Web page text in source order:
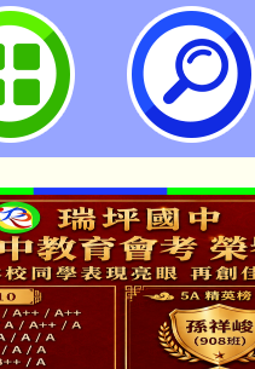
意門E-door
民中學